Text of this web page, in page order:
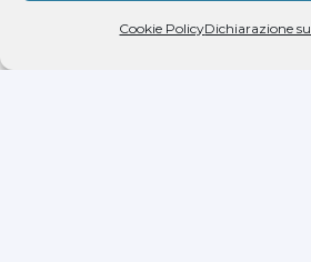
Cookie PolicyDichiarazione